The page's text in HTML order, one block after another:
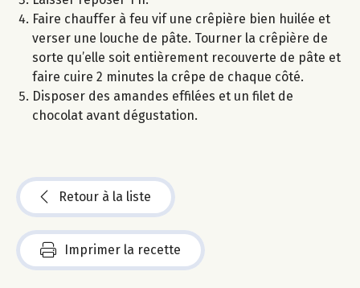
Faire chauffer à feu vif une crêpière bien huilée et
verser une louche de pâte. Tourner la crêpière de
sorte qu’elle soit entièrement recouverte de pâte et
faire cuire 2 minutes la crêpe de chaque côté.
Disposer des amandes effilées et un filet de
chocolat avant dégustation.
Retour à la liste
Imprimer la recette